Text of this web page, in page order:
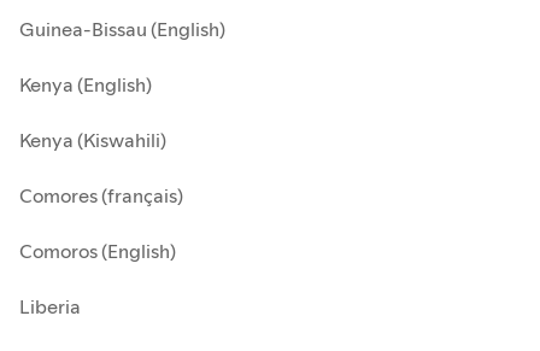
Guinea-Bissau (English)
Kenya (English)
Kenya (Kiswahili)
Comores (français)
Comoros (English)
Liberia